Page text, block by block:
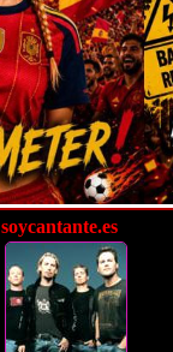
soycantante.es